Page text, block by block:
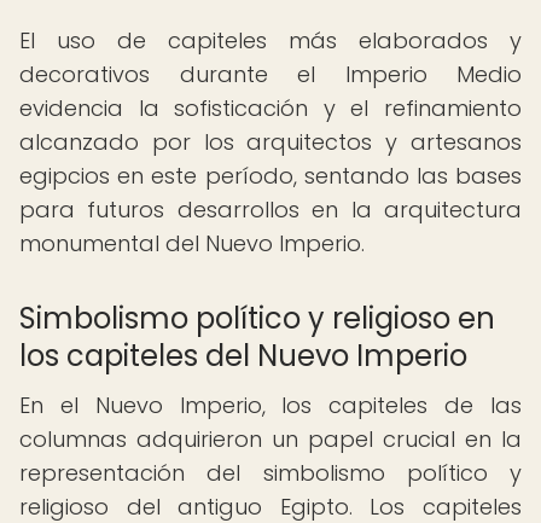
El uso de capiteles más elaborados y
decorativos durante el Imperio Medio
evidencia la sofisticación y el refinamiento
alcanzado por los arquitectos y artesanos
egipcios en este período, sentando las bases
para futuros desarrollos en la arquitectura
monumental del Nuevo Imperio.
Simbolismo político y religioso en
los capiteles del Nuevo Imperio
En el Nuevo Imperio, los capiteles de las
columnas adquirieron un papel crucial en la
representación del simbolismo político y
religioso del antiguo Egipto. Los capiteles